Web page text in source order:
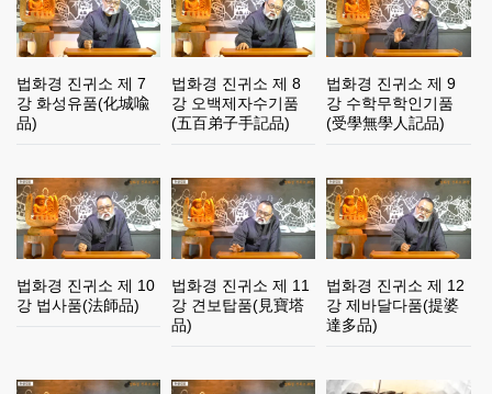
법화경 진귀소 제 7
강 화성유품(化城喩
品)
법화경 진귀소 제 8
강 오백제자수기품
(五百弟子手記品)
법화경 진귀소 제 9
강 수학무학인기품
(受學無學人記品)
법화경 진귀소 제 10
강 법사품(法師品)
법화경 진귀소 제 11
강 견보탑품(見寶塔
品)
법화경 진귀소 제 12
강 제바달다품(提婆
達多品)